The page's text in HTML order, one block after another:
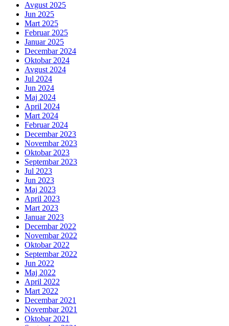
Avgust 2025
Jun 2025
Mart 2025
Februar 2025
Januar 2025
Decembar 2024
Oktobar 2024
Avgust 2024
Jul 2024
Jun 2024
Maj 2024
April 2024
Mart 2024
Februar 2024
Decembar 2023
Novembar 2023
Oktobar 2023
Septembar 2023
Jul 2023
Jun 2023
Maj 2023
April 2023
Mart 2023
Januar 2023
Decembar 2022
Novembar 2022
Oktobar 2022
Septembar 2022
Jun 2022
Maj 2022
April 2022
Mart 2022
Decembar 2021
Novembar 2021
Oktobar 2021